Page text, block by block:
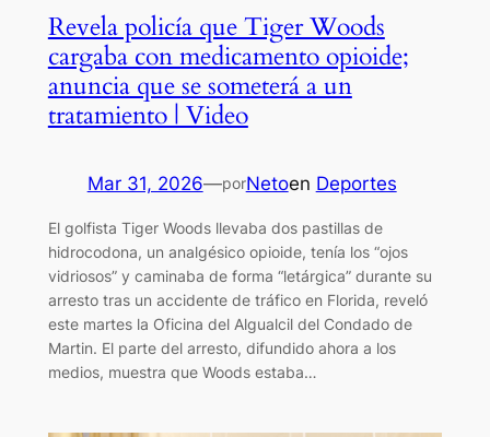
Revela policía que Tiger Woods
cargaba con medicamento opioide;
anuncia que se someterá a un
tratamiento | Video
Mar 31, 2026—porNetoen Deportes
El golfista Tiger Woods llevaba dos pastillas de
hidrocodona, un analgésico opioide, tenía los “ojos
vidriosos” y caminaba de forma “letárgica” durante su
arresto tras un accidente de tráfico en Florida, reveló
este martes la Oficina del Algualcil del Condado de
Martin. El parte del arresto, difundido ahora a los
medios, muestra que Woods estaba…